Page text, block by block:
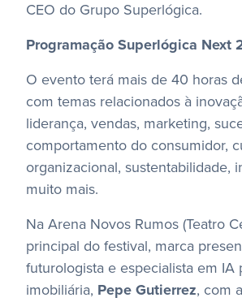
CEO do Grupo Superlógica.
Programação Superlógica Next
O evento terá mais de 40 horas
com temas relacionados à
liderança, vendas, marketing,
comportamento do consumidor,
organizacional, sustentabilidade,
muito mais.
Na Arena Novos Rumos (Teatro
principal do festival, marca
futurologista e especialista em IA
imobiliária, Pepe Gutierrez, com